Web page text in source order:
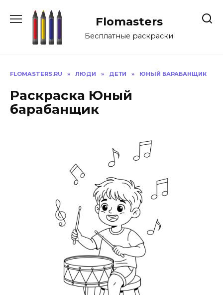
Flomasters
Бесплатные раскраски
FLOMASTERS.RU » ЛЮДИ » ДЕТИ » ЮНЫЙ БАРАБАНЩИК
Раскраска Юный
барабанщик